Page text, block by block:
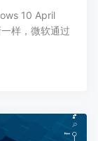
10 April
样，微软通过